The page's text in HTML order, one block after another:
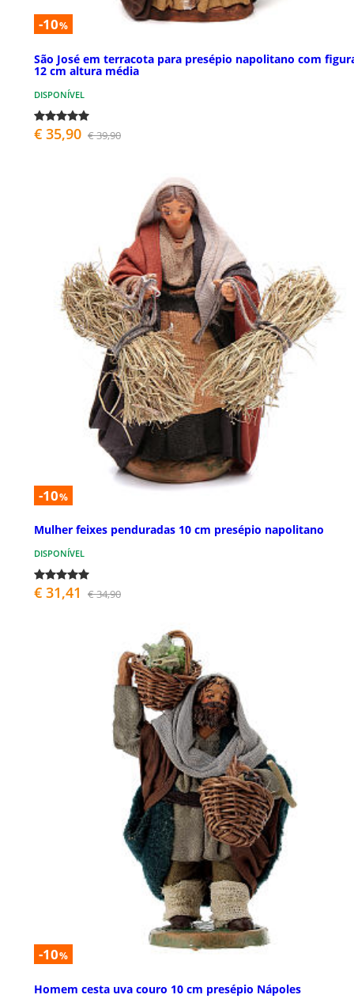
-10%
São José em terracota para presépio napolitano com
12 cm altura média
DISPONÍVEL
€ 35,90 € 39,90
-10%
Mulher feixes penduradas 10 cm presépio napolitano
DISPONÍVEL
€ 31,41 € 34,90
-10%
Homem cesta uva couro 10 cm presépio Nápoles